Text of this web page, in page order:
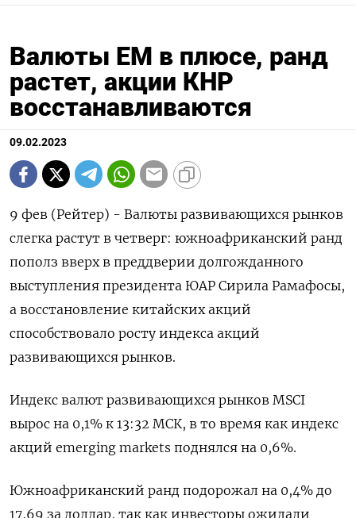
Валюты ЕМ в плюсе, ранд
растет, акции КНР
восстанавливаются
09.02.2023
9 фев (Рейтер) - Валюты развивающихся рынков
слегка растут в четверг: южноафриканский ранд
пополз вверх в преддверии долгожданного
выступления президента ЮАР Сирила Рамафосы,
а восстановление китайских акций
способствовало росту индекса акций
развивающихся рынков.
Индекс валют развивающихся рынков MSCI
вырос на 0,1% к 13:32 МСК, в то время как индекс
акций emerging markets поднялся на 0,6%.
Южноафриканский ранд подорожал на 0,4% до
17,69 за доллар, так как инвесторы ожидали